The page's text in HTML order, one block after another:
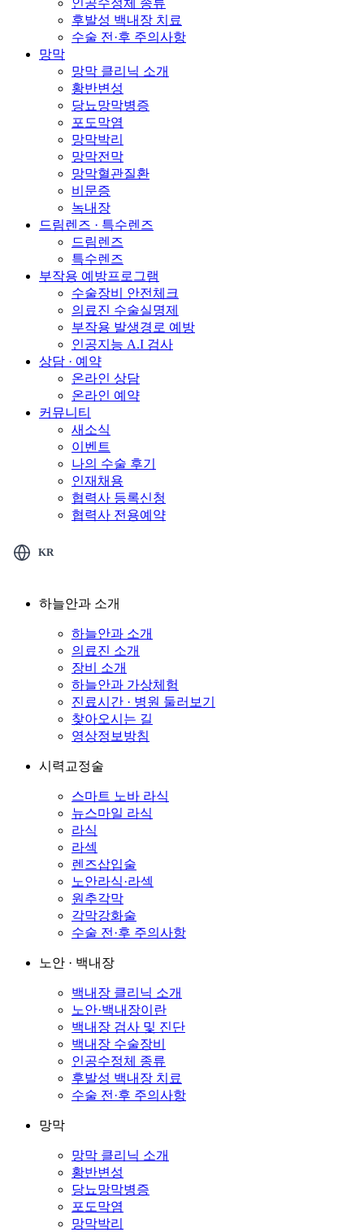
후발성 백내장 치료
수술 전·후 주의사항
망막
망막 클리닉 소개
황반변성
당뇨망막병증
포도막염
망막박리
망막전막
망막혈관질환
비문증
녹내장
드림렌즈 · 특수렌즈
드림렌즈
특수렌즈
부작용 예방프로그램
수술장비 안전체크
의료진 수술실명제
부작용 발생경로 예방
인공지능 A.I 검사
상담 · 예약
온라인 상담
온라인 예약
커뮤니티
새소식
이벤트
나의 수술 후기
인재채용
협력사 등록신청
협력사 전용예약
KR
하늘안과 소개
하늘안과 소개
의료진 소개
장비 소개
하늘안과 가상체험
진료시간 · 병원 둘러보기
찾아오시는 길
영상정보방침
시력교정술
스마트 노바 라식
뉴스마일 라식
라식
라섹
렌즈삽입술
노안라식·라섹
원추각막
각막강화술
수술 전·후 주의사항
노안 · 백내장
백내장 클리닉 소개
노안·백내장이란
백내장 검사 및 진단
백내장 수술장비
인공수정체 종류
후발성 백내장 치료
수술 전·후 주의사항
망막
망막 클리닉 소개
황반변성
당뇨망막병증
포도막염
망막박리